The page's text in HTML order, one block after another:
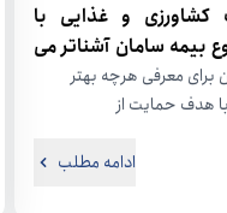
کشاورزی و غذایی با
بیمه سامان آشناتر می
معرفی هرچه بهتر
هدف حمایت از
ادامه مطلب